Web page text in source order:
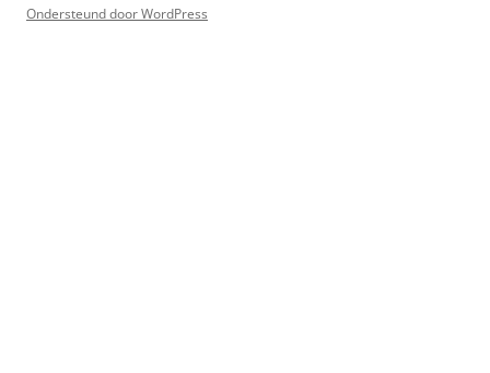
Ondersteund door WordPress